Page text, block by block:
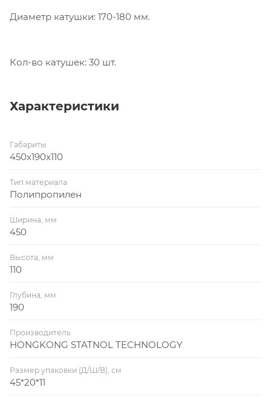
Диаметр катушки: 170-180 мм.
Кол-во катушек: 30 шт.
Характеристики
Габариты
450x190x110
Тип материала
Полипропилен
Ширина, мм
450
Высота, мм
110
Глубина, мм
190
Производитель
HONGKONG STATNOL TECHNOLOGY
Размер упаковки (Д/Ш/В), см
45*20*11